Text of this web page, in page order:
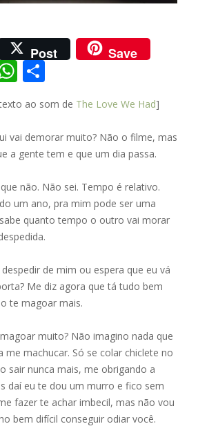
Post Save
W
at
s
A
p
p
ar
e
ao som de The Love We Had]
vai demorar muito? Não o filme, mas
a gente tem e que um dia passa.
não. Não sei. Tempo é relativo.
um ano, pra mim pode ser uma
quanto tempo o outro vai morar
de mim ou espera que eu vá
Me diz agora que tá tudo bem
te magoar mais.
muito? Não imagino nada que
me machucar. Só se colar chiclete no
sair nunca mais, me obrigando a
daí eu te dou um murro e fico sem
fazer te achar imbecil, mas não vou
bem difícil conseguir odiar você.